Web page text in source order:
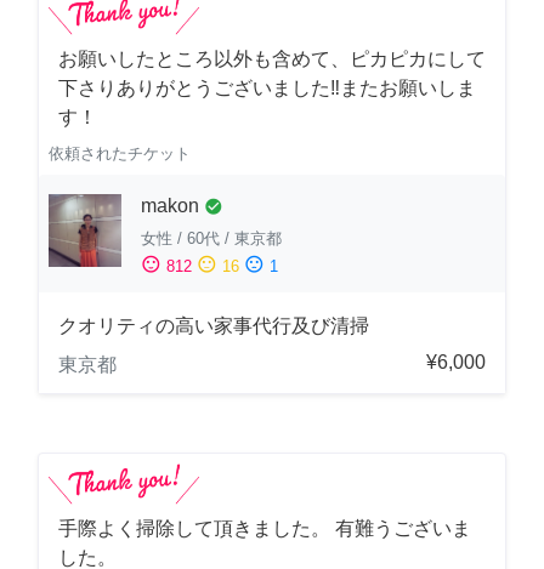
お願いしたところ以外も含めて、ピカピカにして
下さりありがとうございました‼️またお願いしま
す！
依頼されたチケット
makon check_circle
女性 / 60代 / 東京都
sentiment_satisfied 812 sentiment_neutral 16 sentiment_dissatisfied 1
クオリティの高い家事代行及び清掃
東京都
¥6,000
手際よく掃除して頂きました。 有難うございま
した。